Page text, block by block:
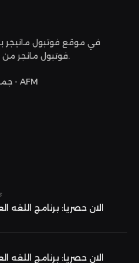
في موقع فوتبول مانيجر
فوتبول مانجر من نصائح كروية وتكتيكات عصرية.
جميع الحقوق محفوظة © 2024 - AFM